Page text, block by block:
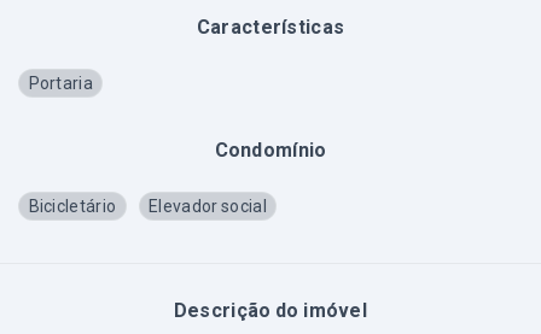
Características
Portaria
Condomínio
Bicicletário Elevador social
Descrição do imóvel